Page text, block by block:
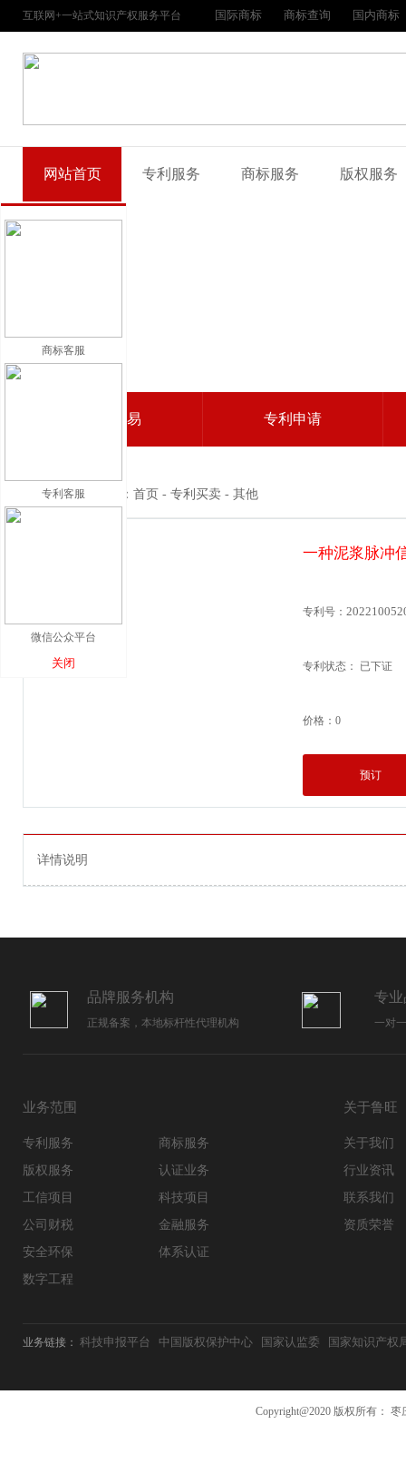
互联网+一站式知识产权服务平台 国际商标 商标查询 国内商标
网站首页 专利服务 商标服务 版权服务
专利交易 专利申请
当前位置：首页 - 专利买卖 - 其他
一种泥浆脉冲
专利号：
专利状态： 已下证
价格：0
预订
详情说明
品牌服务机构
正规备案，本地标杆性代理机构
专
一对
业务范围 关于鲁旺
专利服务
商标服务
版权服务
认证业务
工信项目
科技项目
公司财税
金融服务
安全环保
体系认证
数字工程
关于我们
行业资讯
联系我们
资质荣誉
业务链接： 科技申报平台 中国版权保护中心 国家认监委 国家知识产权
Copyright@2020 版权所有
商标客服
专利客服
微信公众平台
关闭